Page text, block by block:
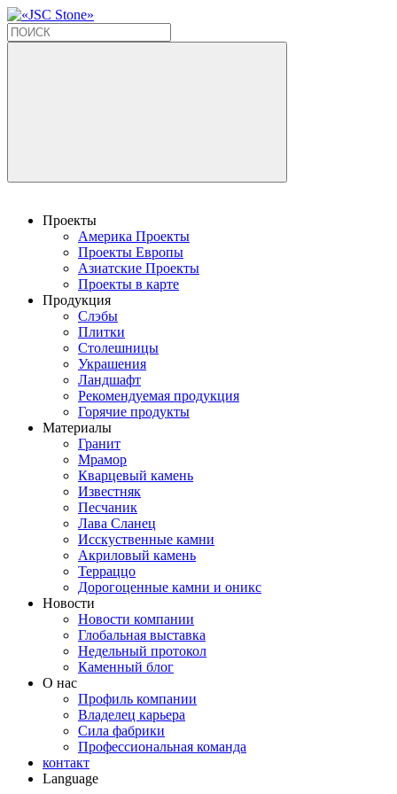
Проекты
Америка Проекты
Проекты Европы
Азиатские Проекты
Проекты в карте
Продукция
Слэбы
Плитки
Столешницы
Украшения
Ландшафт
Рекомендуемая продукция
Горячие продукты
Материалы
Гранит
Мрамор
Кварцевый камень
Известняк
Песчаник
Лава Сланец
Исскуственные камни
Акриловый камень
Терраццо
Дорогоценные камни и оникс
Новости
Новости компании
Глобальная выставка
Недельный протокол
Каменный блог
О нас
Профиль компании
Владелец карьера
Сила фабрики
Профессиональная команда
контакт
Language